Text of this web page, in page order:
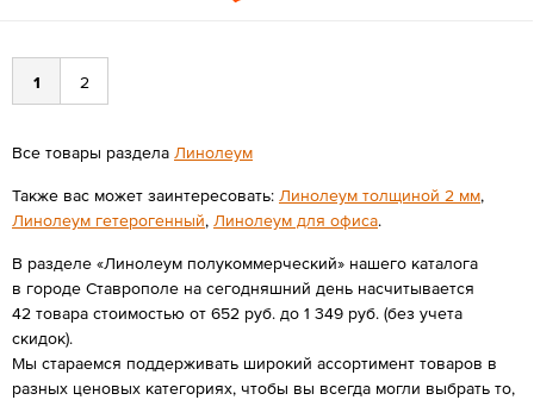
1 2
Все товары раздела Линолеум
Также вас может заинтересовать: Линолеум толщиной 2 мм,
Линолеум гетерогенный, Линолеум для офиса.
В разделе «Линолеум полукоммерческий» нашего каталога
в городе Ставрополе на сегодняшний день насчитывается
42 товара стоимостью от 652 руб. до 1 349 руб. (без учета
скидок).
Мы стараемся поддерживать широкий ассортимент товаров в
разных ценовых категориях, чтобы вы всегда могли выбрать то,